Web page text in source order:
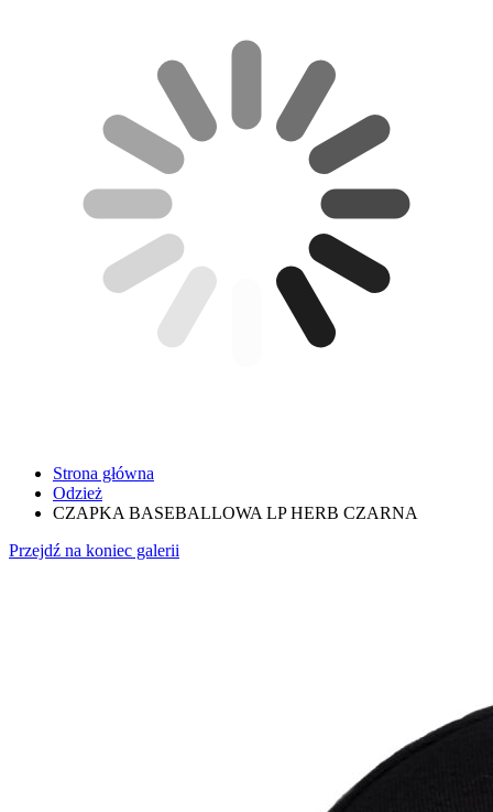
Strona główna
Odzież
CZAPKA BASEBALLOWA LP HERB CZARNA
Przejdź na koniec galerii